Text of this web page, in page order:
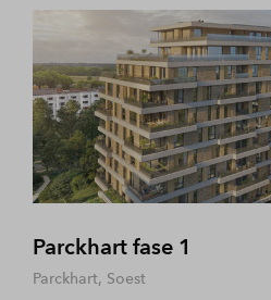
Parckhart fase 1
Parckhart, Soest